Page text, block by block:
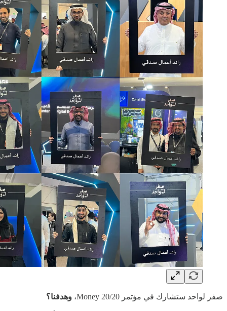
صفر لواحد ستشارك في مؤتمر Money 20/20، وهدفنا؟